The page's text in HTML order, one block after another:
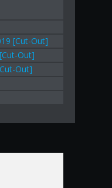
[Cut-Out]
Out]
Out]